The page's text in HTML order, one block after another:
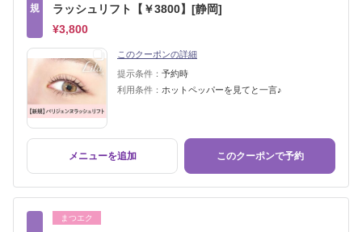
規
ラッシュリフト【￥3800】[静岡]
¥3,800
このクーポンの詳細
提示条件： 予約時
利用条件： ホットペッパーを見てと一言♪
メニューを追加 このクーポンで予約
まつエク